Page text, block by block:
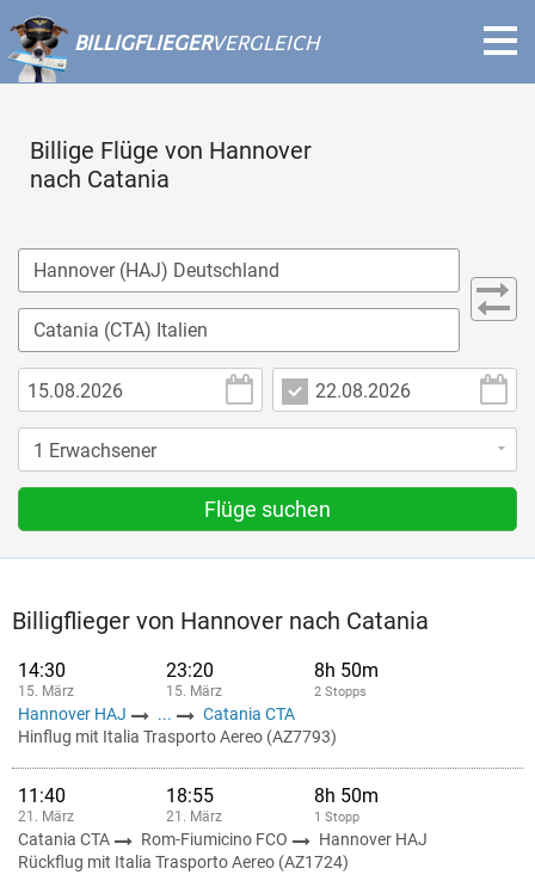
BILLIGFLIEGERVERGLEICH
Billige Flüge von Hannover
nach Catania
Flüge suchen
Billigflieger von Hannover nach Catania
14:30
15. März
23:20
15. März
8h 50m
2 Stopps
Hannover HAJ ...
Catania CTA
Hinflug mit Italia Trasporto Aereo (AZ7793)
11:40
21. März
18:55
21. März
8h 50m
1 Stopp
Catania CTA Rom-Fiumicino FCO
Hannover HAJ
Rückflug mit Italia Trasporto Aereo (AZ1724)